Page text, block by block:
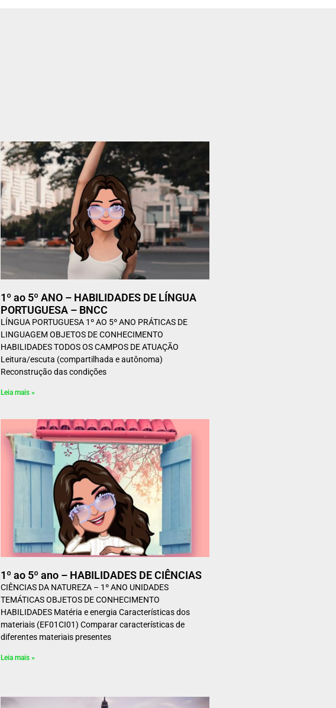
1º ao 5º ANO – HABILIDADES DE LÍNGUA
PORTUGUESA – BNCC
LÍNGUA PORTUGUESA 1º AO 5º ANO PRÁTICAS DE
LINGUAGEM OBJETOS DE CONHECIMENTO
HABILIDADES TODOS OS CAMPOS DE ATUAÇÃO
Leitura/escuta (compartilhada e autônoma)
Reconstrução das condições
Leia mais »
1º ao 5º ano – HABILIDADES DE CIÊNCIAS
CIÊNCIAS DA NATUREZA – 1º ANO UNIDADES
TEMÁTICAS OBJETOS DE CONHECIMENTO
HABILIDADES Matéria e energia Características dos
materiais (EF01CI01) Comparar características de
diferentes materiais presentes
Leia mais »